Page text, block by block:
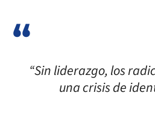
“Sin liderazgo, los
una crisis de